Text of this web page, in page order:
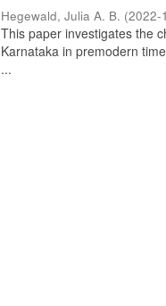
Hegewald, Julia A. B. (2022-
This paper investigates the
Karnataka in premodern
...